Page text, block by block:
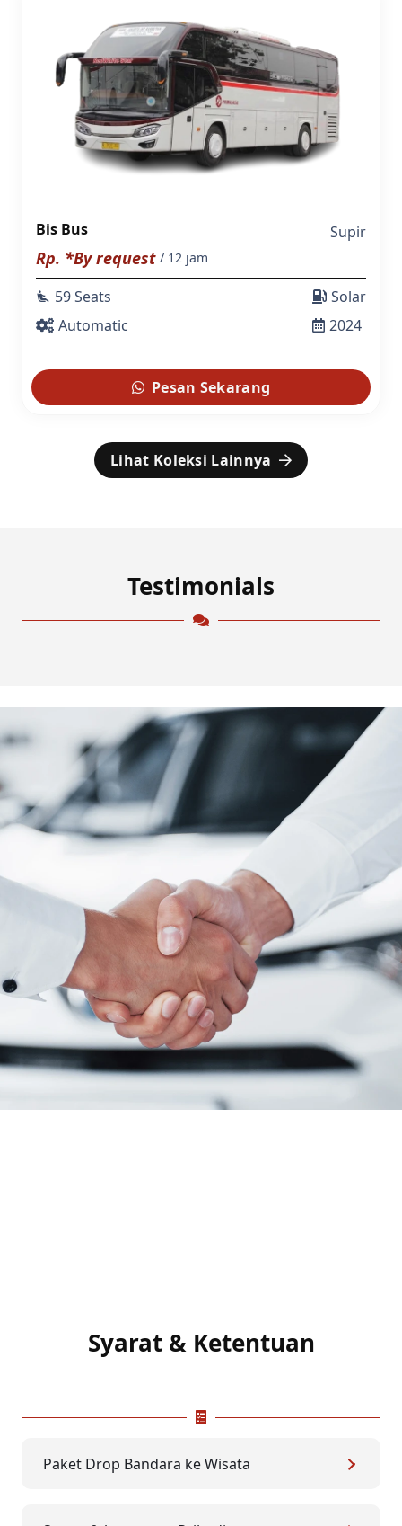
Bis Bus Supir
Rp. *By request / 12 jam
airline_seat_recline_extra 59 Seats
Automatic
Solar
2024
Pesan Sekarang
Lihat Koleksi Lainnya
Testimonials
Syarat & Ketentuan
Paket Drop Bandara ke Wisata